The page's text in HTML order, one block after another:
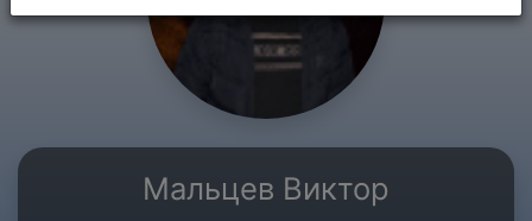
Мальцев Виктор